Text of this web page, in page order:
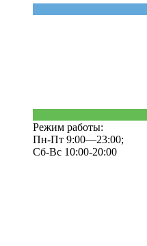
Режим работы:
Пн-Пт 9:00—23:00;
Сб-Вс 10:00-20:00